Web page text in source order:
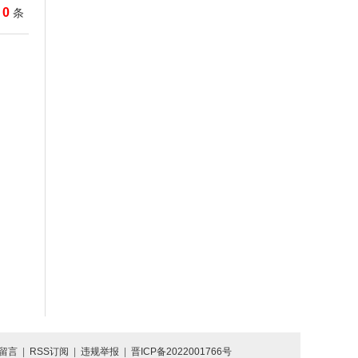
0 条
言 RSS订阅 违规举报 晋ICP备2022001766号